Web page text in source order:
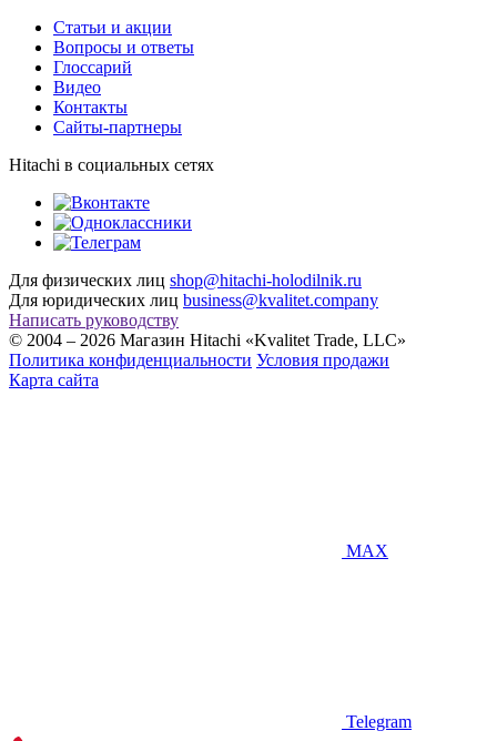
Cтатьи и акции
Вопросы и ответы
Глоссарий
Видео
Контакты
Сайты-партнеры
Hitachi в социальных сетях
Для физических лиц shop@hitachi-holodilnik.ru
Для юридических лиц business@kvalitet.company
Написать руководству
© 2004 – 2026 Магазин Hitachi «Kvalitet Trade, LLC»
Политика конфиденциальности Условия продажи
Карта сайта
MAX
Telegram